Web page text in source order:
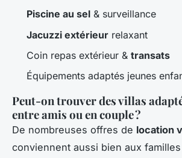
Piscine au sel & surveillance
Jacuzzi extérieur relaxant
Coin repas extérieur & transats
Équipements adaptés jeunes
Peut-on trouver des villas
entre amis ou en couple ?
De nombreuses offres de location
conviennent aussi bien aux